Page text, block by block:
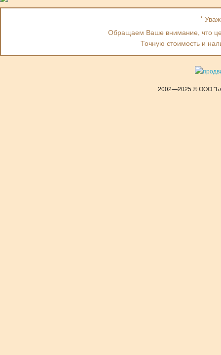
*
Обращаем Ваше внимание, что
Точную стоимость и
2002—2025 © ООО